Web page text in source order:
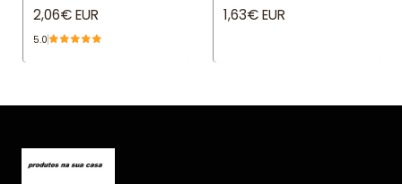
2,06€ EUR
5.0
1,63€ EUR